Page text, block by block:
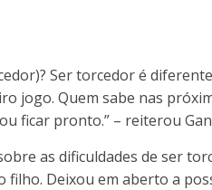
Ser torcedor é
jogo. Quem sabe nas
ficar pronto.” – reiterou
as dificuldades de ser
Deixou em aberto a